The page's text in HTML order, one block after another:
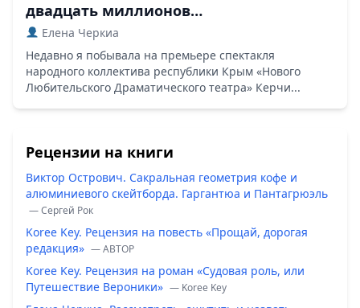
двадцать миллионов…
Елена Черкиа
Недавно я побывала на премьере спектакля
народного коллектива республики Крым «Нового
Любительского Драматического театра» Керчи...
Рецензии на книги
Виктор Острович. Сакральная геометрия кофе и
алюминиевого скейтборда. Гаргантюа и Пантагрюэль
— Сергей Рок
Koree Key. Рецензия на повесть «Прощай, дорогая
редакция» — ABTOP
Koree Key. Рецензия на роман «Судовая роль, или
Путешествие Вероники» — Koree Key